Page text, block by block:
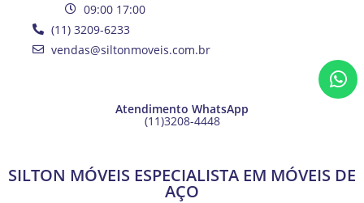
09:00 17:00
(11) 3209-6233
vendas@siltonmoveis.com.br
Atendimento WhatsApp
(11)3208-4448
SILTON MÓVEIS ESPECIALISTA EM MÓVEIS DE
AÇO